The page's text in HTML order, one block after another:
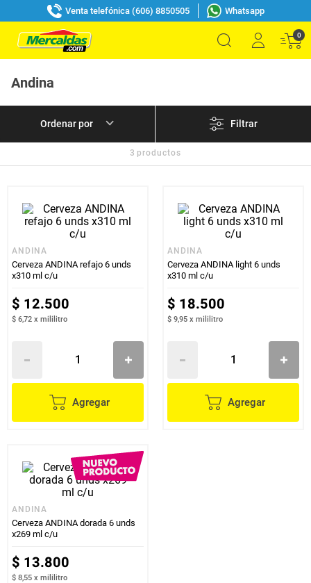
Venta telefónica (606) 8850505 Whatsapp
0
Andina
Filtrar
3 productos
ANDINA
Cerveza ANDINA refajo 6 unds
x310 ml c/u
$ 12.500
$ 6,72 x mililitro
Agregar
ANDINA
Cerveza ANDINA light 6 unds
x310 ml c/u
$ 18.500
$ 9,95 x mililitro
Agregar
ANDINA
Cerveza ANDINA dorada 6 unds
x269 ml c/u
$ 13.800
$ 8,55 x mililitro